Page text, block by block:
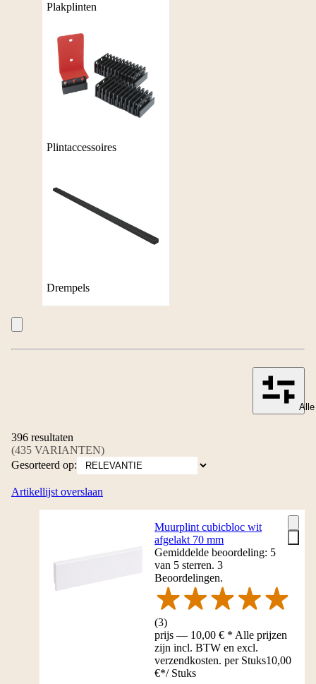
Plakplinten
Plintaccessoires
Drempels
396 resultaten
(435 VARIANTEN)
Gesorteerd op:
Artikellijst overslaan
Muurplint cubicbloc wit
afgelakt 70 mm
Gemiddelde beoordeling: 5
van 5 sterren. 3
Beoordelingen.
(3)
prijs — 10,00 € * Alle prijzen
zijn incl. BTW en excl.
verzendkosten. per Stuks10,00
€*/ Stuks